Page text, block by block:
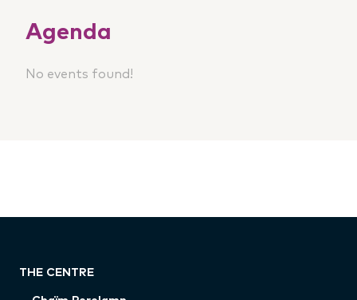
Agenda
No events found!
THE CENTRE